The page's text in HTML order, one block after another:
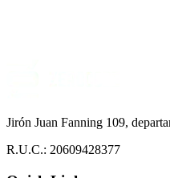
Jirón Juan Fanning 109,
R.U.C.: 20609428377